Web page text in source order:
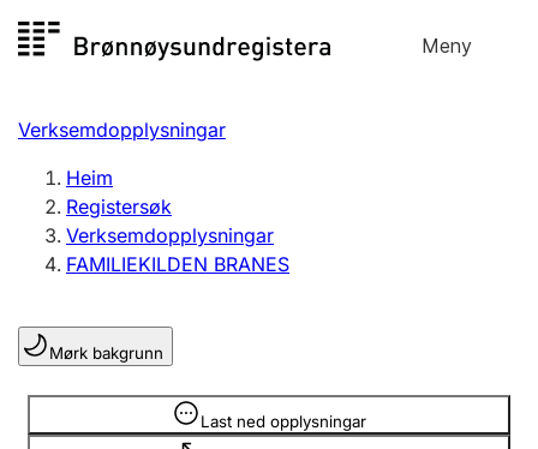
til
Meny
Registersøk
Aksjeselskap
Enkeltpersonføretak
Registrere, endre, slette
Lag og foreining
Registrere, endre, slette
Verksemdopplysningar
Heim
Registersøk
Verksemdopplysningar
FAMILIEKILDEN BRANES
Mørk bakgrunn
Last ned opplysningar
Opplysninger er skjult